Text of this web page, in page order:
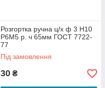
Розгортка ручна ц/х ф 3 Н10
Р6М5 р. ч 65мм ГОСТ 7722-
77
Під замовлення
30 ₴